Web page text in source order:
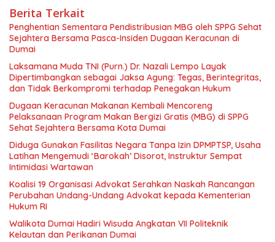
Berita Terkait
Penghentian Sementara Pendistribusian MBG oleh SPPG Sehat
Sejahtera Bersama Pasca-Insiden Dugaan Keracunan di
Dumai
Laksamana Muda TNI (Purn.) Dr. Nazali Lempo Layak
Dipertimbangkan sebagai Jaksa Agung: Tegas, Berintegritas,
dan Tidak Berkompromi terhadap Penegakan Hukum
Dugaan Keracunan Makanan Kembali Mencoreng
Pelaksanaan Program Makan Bergizi Gratis (MBG) di SPPG
Sehat Sejahtera Bersama Kota Dumai
Diduga Gunakan Fasilitas Negara Tanpa Izin DPMPTSP, Usaha
Latihan Mengemudi ‘Barokah’ Disorot, Instruktur Sempat
Intimidasi Wartawan
Koalisi 19 Organisasi Advokat Serahkan Naskah Rancangan
Perubahan Undang-Undang Advokat kepada Kementerian
Hukum RI
Walikota Dumai Hadiri Wisuda Angkatan VII Politeknik
Kelautan dan Perikanan Dumai